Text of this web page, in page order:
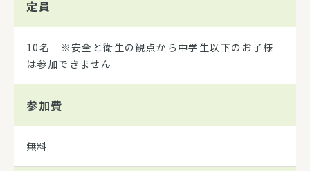
定員
10名 ※安全と衛生の観点から中学生以下のお子様
は参加できません
参加費
無料